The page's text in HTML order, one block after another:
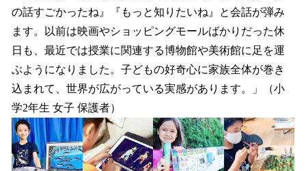
の話すごかったね』『もっと知りたいね』と会話が弾み
ます。以前は映画やショッピングモールばかりだった休
日も、最近では授業に関連する博物館や美術館に足を運
ぶようになりました。子どもの好奇心に家族全体が巻き
込まれて、世界が広がっている実感があります。」（小
学2年生 女子 保護者）